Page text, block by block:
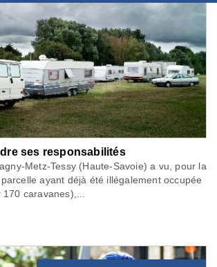
ses responsabilités
Metz-Tessy (Haute-Savoie) a vu, pour la
ayant déjà été illégalement occupée
caravanes),...